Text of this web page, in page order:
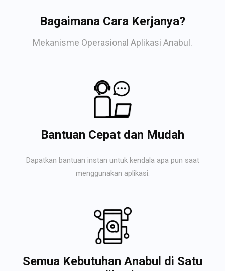
Bagaimana Cara Kerjanya?
Mekanisme Operasional Aplikasi Anabul.
Bantuan Cepat dan Mudah
Dapatkan bantuan instan untuk kendala apa pun saat
menggunakan aplikasi.
Semua Kebutuhan Anabul di Satu